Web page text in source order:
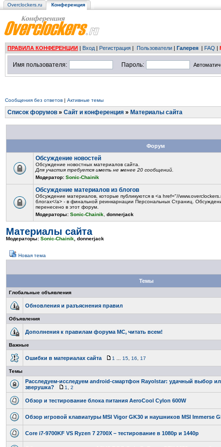
Overclockers.ru Конференция
ПРАВИЛА КОНФЕРЕНЦИИ | Вход | Регистрация | Пользователи | Галерея | FAQ |
Имя пользователя: Пароль:
Сообщения без ответов | Активные темы
Список форумов » Сайт и конференция » Материалы сайта
Форум
Обсуждение новостей
Обсуждение новостных материалов сайта.
Для участия требуется иметь не менее 20 сообщений.
Модератор: Sonic-Chainik
Обсуждение материалов из блогов
Обсуждение материалов, которые публикуются в <a href="//
блогах</a> - в финальной реинкарнации Персональных Страниц.
перенесено в этот форум.
Модераторы: Sonic-Chainik donnerjack
Материалы сайта
Модераторы: Sonic-Chainik donnerjack
Новая тема
Темы
Глобальные объявления
Обновления и разъяснения правил
Объявления
Дополнения к правилам форума МС, читать всем!
Важные
Ошибки в материалах сайта 1 15 16 17
Темы
Расследуем-исследуем android-смартфон Rayolstar: удачный выбор
зверушка?
1 2
Обзор и тестирование блока питания AeroCool Cylon 600W
Обзор игровой клавиатуры MSI Vigor GK30 и наушников MSI Immerse
Core i7-9700KF VS Ryzen 7 2700X – тестирование в 1080p и 1440p